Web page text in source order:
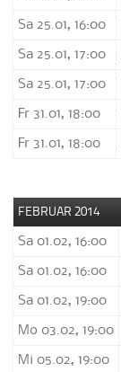
Sa 25.01, 16:00
Sa 25.01, 17:00
Sa 25.01, 17:00
Fr 31.01, 18:00
Fr 31.01, 18:00
FEBRUAR 2014
Sa 01.02, 16:00
Sa 01.02, 16:00
Sa 01.02, 19:00
Mo 03.02, 19:00
Mi 05.02, 19:00